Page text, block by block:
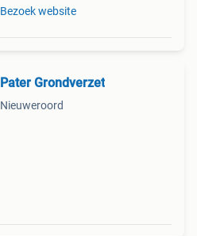
Bezoek website
Pater Grondverzet
Nieuweroord